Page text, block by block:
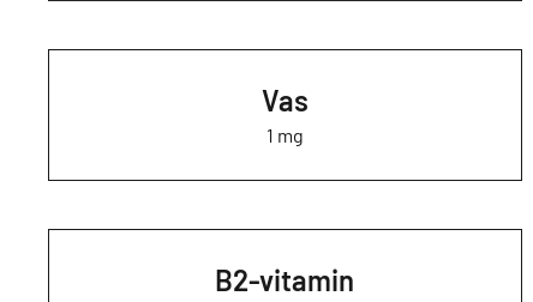
Vas
1 mg
B2-vitamin